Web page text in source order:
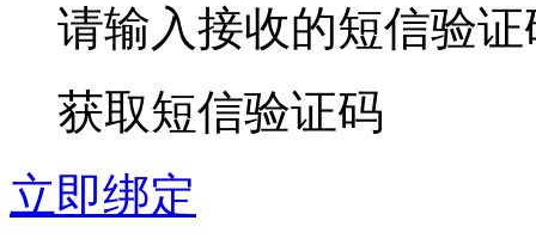
请输入接收的短信验证
获取短信验证码
立即绑定